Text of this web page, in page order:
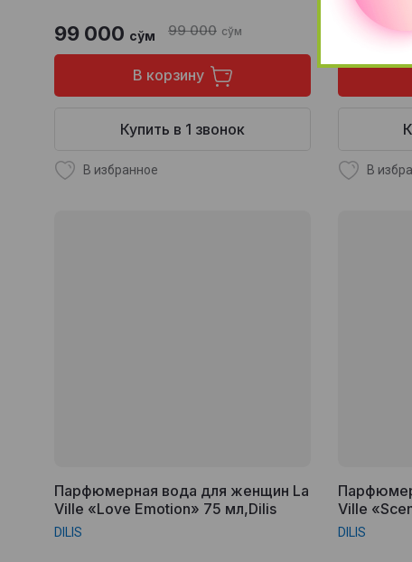
99 000 сўм
99 000 сўм
В корзину
Купить в 1 звонок
В избранное
99 000
В
Парфюмерная вода для женщин La
Ville «Love Emotion» 75 мл,Dilis
DILIS
Ville
DILIS